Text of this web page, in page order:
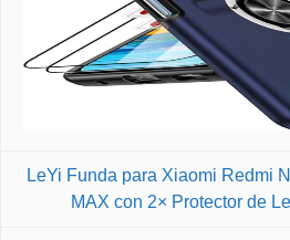
LeYi Funda para Xiaomi Redmi
MAX con 2× Protector de